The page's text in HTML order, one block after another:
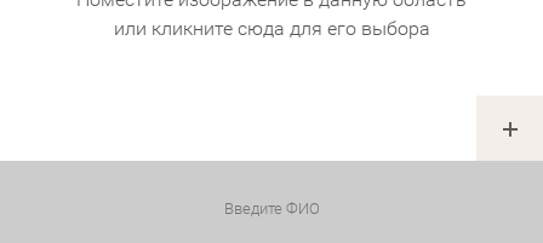
или кликните сюда для его выбора